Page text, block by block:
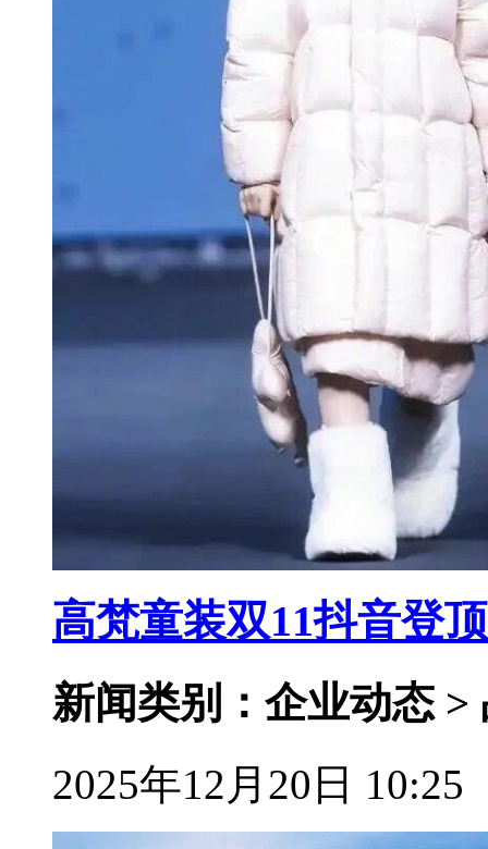
高梵童装双11抖音登
新闻类别：企业动态 >
2025年12月20日 10:25